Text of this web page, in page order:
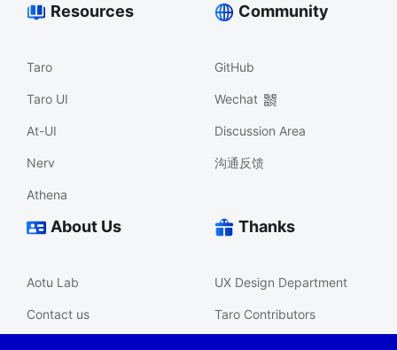
Resources
Taro
Taro UI
At-UI
Nerv
Athena
Community
GitHub
Wechat
Discussion Area
沟通反馈
About Us
Aotu Lab
Contact us
Thanks
UX Design Department
Taro Contributors